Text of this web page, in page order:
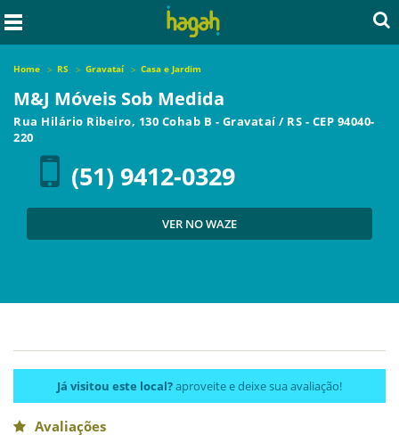
Home RS Gravataí Casa e Jardim
M&J Móveis Sob Medida
Rua Hilário Ribeiro, 130 Cohab B - Gravataí/ RS - CEP 94040-
220
(51) 9412-0329
VER NO WAZE
Já visitou este local?aproveite e deixe sua avaliação!
Avaliações